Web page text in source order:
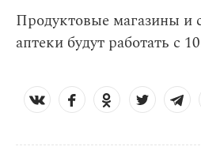
Продуктовые магазины и
аптеки будут работать с